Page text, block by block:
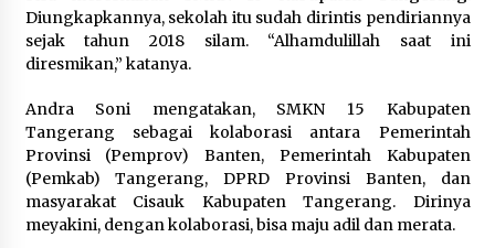
NTT, Ahmad Ali: Karya dan
Pengabdiannya Masih Dirasakan
Masyarakat
5 Agustus 2026
Respons Cepat Aduan Warga, Wali
Kota Serang Bantu Bedah Rumah
Roboh Korban Bencana, Salurkan
Bantuan Rp30 Juta
Diungkapkannya, sekolah itu sudah dirintis pendiriannya
sejak tahun 2018 silam. “Alhamdulillah saat ini
diresmikan,” katanya.
Andra Soni mengatakan, SMKN 15 Kabupaten
Tangerang sebagai kolaborasi antara Pemerintah
Provinsi (Pemprov) Banten, Pemerintah Kabupaten
(Pemkab) Tangerang, DPRD Provinsi Banten, dan
masyarakat Cisauk Kabupaten Tangerang. Dirinya
meyakini, dengan kolaborasi, bisa maju adil dan merata.